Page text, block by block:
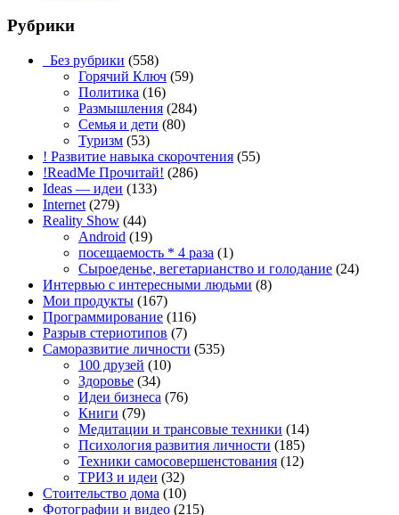
Рубрики
_Без рубрики (558)
Горячий Ключ (59)
Политика (16)
Размышления (284)
Семья и дети (80)
Туризм (53)
! Развитие навыка скорочтения (55)
!ReadMe Прочитай! (286)
Ideas — идеи (133)
Internet (279)
Reality Show (44)
Android (19)
посещаемость * 4 раза (1)
Сыроеденье, вегетарианство и голодание (24)
Интервью с интересными людьми (8)
Мои продукты (167)
Программирование (116)
Разрыв стериотипов (7)
Саморазвитие личности (535)
100 друзей (10)
Здоровье (34)
Идеи бизнеса (76)
Книги (79)
Медитации и трансовые техники (14)
Психология развития личности (185)
Техники самосовершенстования (12)
ТРИЗ и идеи (32)
Стоительство дома (10)
Фотографии и видео (215)